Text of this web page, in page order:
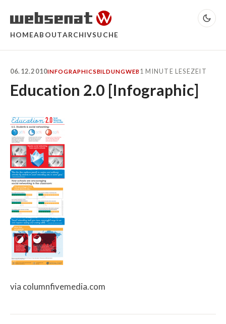
HOMEABOUTARCHIVSUCHE
06.12.2010INFOGRAPHICSBILDUNGWEB1 MINUTE LESEZEIT
Education 2.0 [Infographic]
via columnfivemedia.com